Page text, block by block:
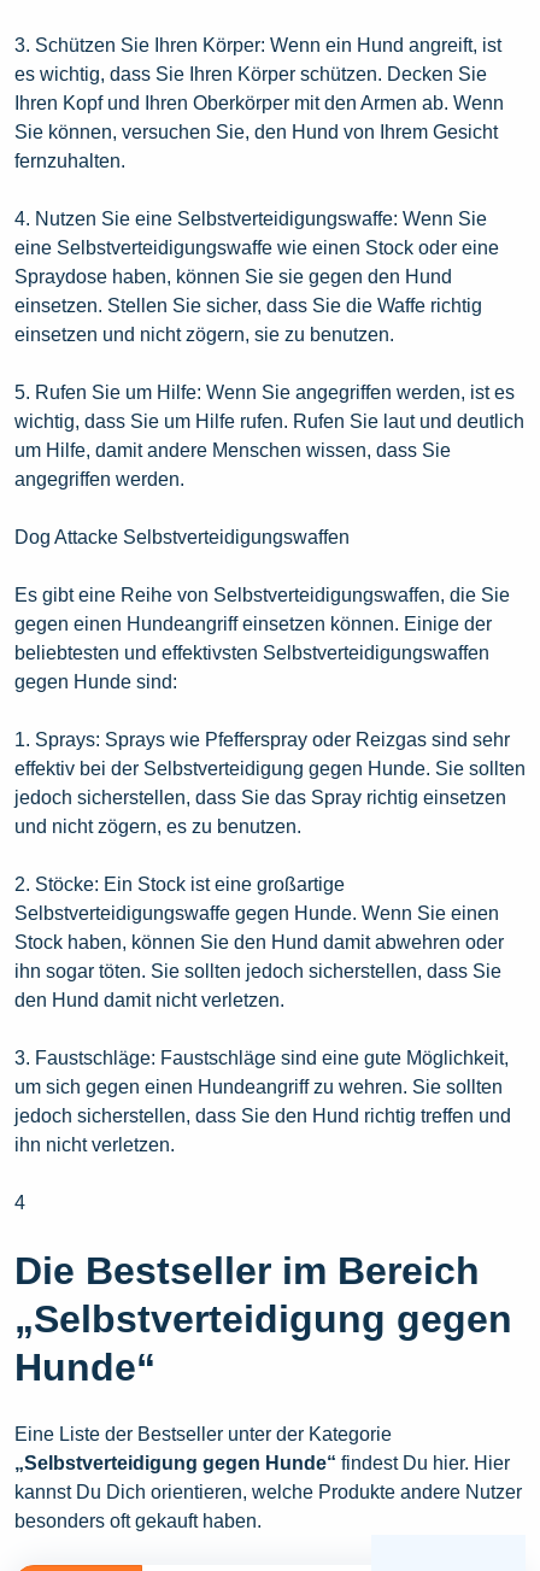
3. Schützen Sie Ihren Körper: Wenn ein Hund angreift, ist
es wichtig, dass Sie Ihren Körper schützen. Decken Sie
Ihren Kopf und Ihren Oberkörper mit den Armen ab. Wenn
Sie können, versuchen Sie, den Hund von Ihrem Gesicht
fernzuhalten.
4. Nutzen Sie eine Selbstverteidigungswaffe: Wenn Sie
eine Selbstverteidigungswaffe wie einen Stock oder eine
Spraydose haben, können Sie sie gegen den Hund
einsetzen. Stellen Sie sicher, dass Sie die Waffe richtig
einsetzen und nicht zögern, sie zu benutzen.
5. Rufen Sie um Hilfe: Wenn Sie angegriffen werden, ist es
wichtig, dass Sie um Hilfe rufen. Rufen Sie laut und deutlich
um Hilfe, damit andere Menschen wissen, dass Sie
angegriffen werden.
Dog Attacke Selbstverteidigungswaffen
Es gibt eine Reihe von Selbstverteidigungswaffen, die Sie
gegen einen Hundeangriff einsetzen können. Einige der
beliebtesten und effektivsten Selbstverteidigungswaffen
gegen Hunde sind:
1. Sprays: Sprays wie Pfefferspray oder Reizgas sind sehr
effektiv bei der Selbstverteidigung gegen Hunde. Sie sollten
jedoch sicherstellen, dass Sie das Spray richtig einsetzen
und nicht zögern, es zu benutzen.
2. Stöcke: Ein Stock ist eine großartige
Selbstverteidigungswaffe gegen Hunde. Wenn Sie einen
Stock haben, können Sie den Hund damit abwehren oder
ihn sogar töten. Sie sollten jedoch sicherstellen, dass Sie
den Hund damit nicht verletzen.
3. Faustschläge: Faustschläge sind eine gute Möglichkeit,
um sich gegen einen Hundeangriff zu wehren. Sie sollten
jedoch sicherstellen, dass Sie den Hund richtig treffen und
ihn nicht verletzen.
4
Die Bestseller im Bereich
„Selbstverteidigung gegen
Hunde“
Eine Liste der Bestseller unter der Kategorie
„Selbstverteidigung gegen Hunde“ findest Du hier. Hier
kannst Du Dich orientieren, welche Produkte andere Nutzer
besonders oft gekauft haben.